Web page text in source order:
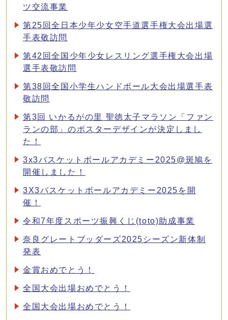
ツ交流事業
第25回全日本少年少女空手道選手権大会出場選
手表敬訪問
第42回全国少年少女レスリング選手権大会出場
選手表敬訪問
第38回全国小学生ハンドボール大会出場選手表
敬訪問
第3回 いかるがの里 聖徳太子マラソン「ファン
ランの部」のポスターデザインが決定しまし
た！
3x3バスケットボールアカデミー2025@斑鳩を
開催しました！
3X3バスケットボールアカデミー2025を開
催！
令和7年度スポーツ振興くじ(toto)助成事業
奈良グレートブッダーズ2025シーズン新体制
発表
金賞おめでとう！
全国大会出場おめでとう！
全国大会出場おめでとう！